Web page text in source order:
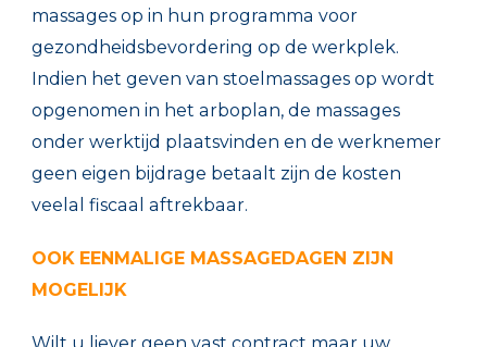
massages op in hun programma voor
gezondheidsbevordering op de werkplek.
Indien het geven van stoelmassages op wordt
opgenomen in het arboplan, de massages
onder werktijd plaatsvinden en de werknemer
geen eigen bijdrage betaalt zijn de kosten
veelal fiscaal aftrekbaar.
OOK EENMALIGE MASSAGEDAGEN ZIJN
MOGELIJK